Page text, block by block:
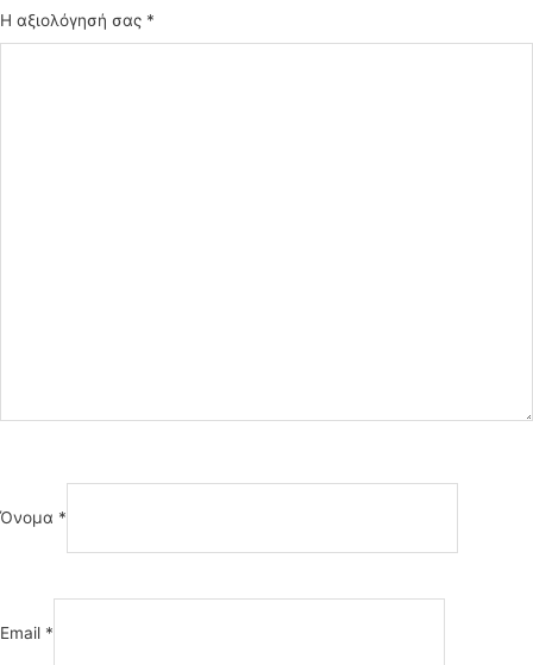
Η αξιολόγησή σας *
Όνομα *
Email *